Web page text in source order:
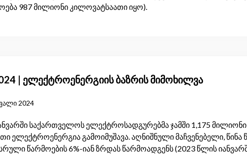
987 მილიონი კილოვატსაათი იყო).
| ელექტროენერგიის ბაზრის მიმოხილვა
2024
საქართველოს ელექტროსადგურებმა ჯამში 1,175 მილიონი
ელექტროენერგია გამოიმუშავა. აღნიშნული მაჩვენებელი, წინა
წარმოების 6%-იან ზრდას წარმოადგენს (2023 წლის